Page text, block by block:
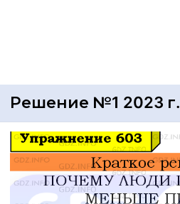
Решение №1 2023 г.